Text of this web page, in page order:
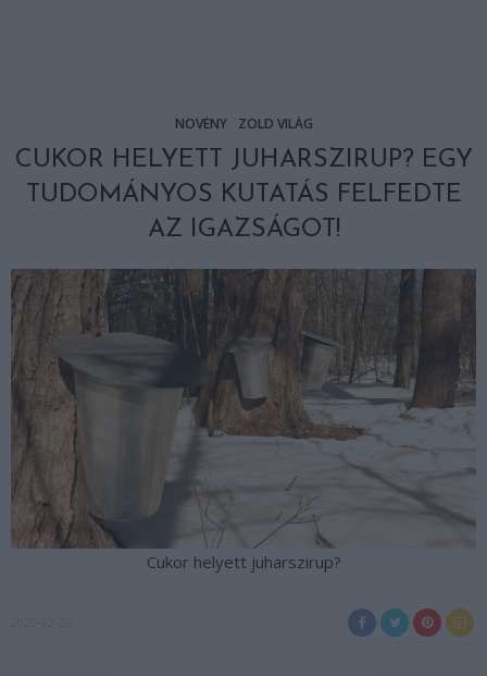
NÖVÉNY ZÖLD VILÁG
CUKOR HELYETT JUHARSZIRUP? EGY
TUDOMÁNYOS KUTATÁS FELFEDTE
AZ IGAZSÁGOT!
Cukor helyett juharszirup?